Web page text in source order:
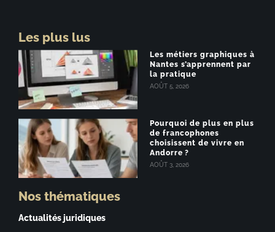
Les plus lus
Les métiers graphiques à
Nantes s’apprennent par
la pratique
AOÛT 5, 2026
Pourquoi de plus en plus
de francophones
choisissent de vivre en
Andorre ?
AOÛT 3, 2026
Nos thématiques
Actualités juridiques